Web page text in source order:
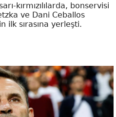
kırmızılılarda, bonservisi
ve Dani Ceballos
ilk sırasına yerleşti.